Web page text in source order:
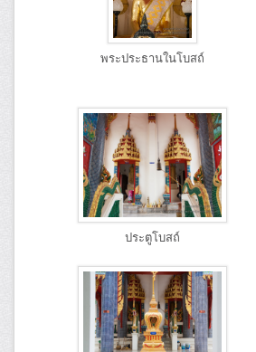
พระประธานในโบสถ์
ประตูโบสถ์